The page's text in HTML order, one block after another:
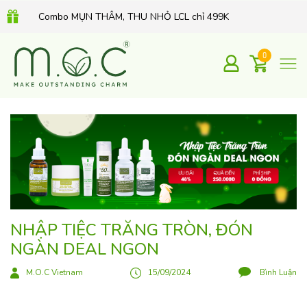
QUÀ TẶNG 350K khi mua Kem dưỡng Retinol hữu cơ 30Gr
0
NHẬP TIỆC TRĂNG TRÒN, ĐÓN
NGÀN DEAL NGON
M.O.C Vietnam 15/09/2024 Bình Luận